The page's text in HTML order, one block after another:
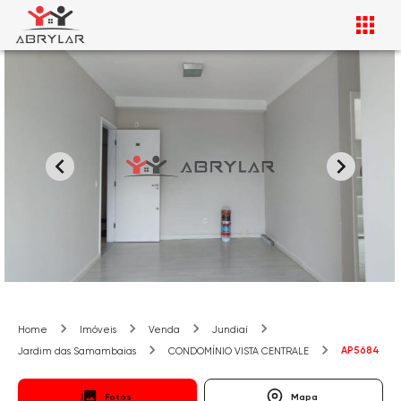
Home Imóveis Venda
Jundiaí
Jardim das Samambaias
CONDOMÍNIO VISTA CENTRALE AP5684
Fotos Mapa